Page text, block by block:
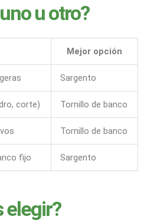
u otro?
Mejor opción
Sargento
corte) Tornillo de banco
Tornillo de banco
fijo Sargento
elegir?